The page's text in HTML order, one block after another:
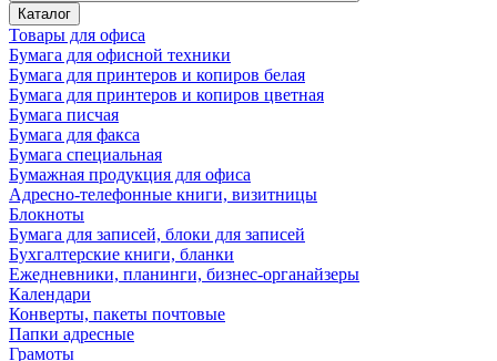
Каталог
Товары для офиса
Бумага для офисной техники
Бумага для принтеров и копиров белая
Бумага для принтеров и копиров цветная
Бумага писчая
Бумага для факса
Бумага специальная
Бумажная продукция для офиса
Адресно-телефонные книги, визитницы
Блокноты
Бумага для записей, блоки для записей
Бухгалтерские книги, бланки
Ежедневники, планинги, бизнес-органайзеры
Календари
Конверты, пакеты почтовые
Папки адресные
Грамоты